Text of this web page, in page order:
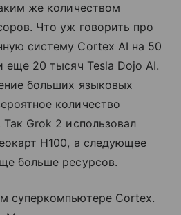
же количеством
Что уж говорить про
систему Cortex AI на 50
еще 20 тысяч Tesla Dojo AI.
больших языковых
количество
Grok 2 использовал
H100, а следующее
больше ресурсов.
суперкомпьютере Cortex.